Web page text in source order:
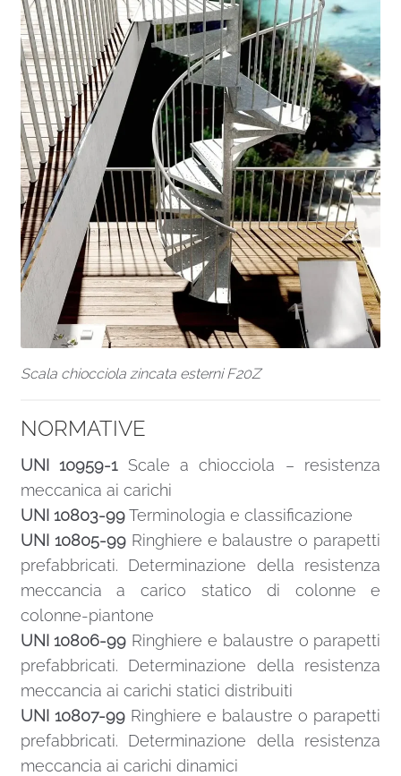
Scala chiocciola zincata esterni F20Z
NORMATIVE
UNI 10959-1Scale a chiocciola – resistenza
meccanica ai carichi
UNI 10803-99Terminologia e classificazione
UNI 10805-99Ringhiere e balaustre o parapetti
prefabbricati. Determinazione della resistenza
meccancia a carico statico di colonne e
colonne-piantone
UNI 10806-99 Ringhiere e balaustre o parapetti
prefabbricati. Determinazione della resistenza
meccancia ai carichi statici distribuiti
UNI 10807-99Ringhiere e balaustre o parapetti
prefabbricati. Determinazione della resistenza
meccancia ai carichi dinamici